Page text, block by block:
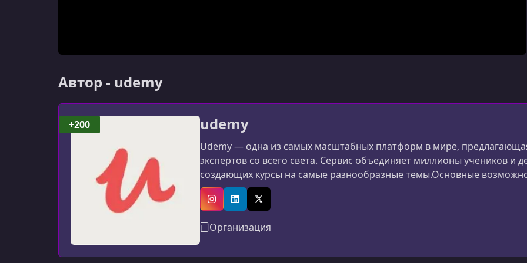
Автор - udemy
udemy
Udemy — одна из самых масштабных платформ в мире,
экспертов со всего света. Сервис объединяет миллионы учеников и
создающих курсы на самые разнообразные темы.Основные
программирования и дизайна до маркетинга, психологии и личной
авторов: материалы создаются специалистами из разных
InstagramLinkedInX (Twitter)
Организация
+200